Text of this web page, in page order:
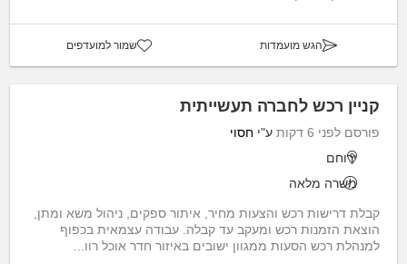
הגש מועמדות שמור למועדפים
קניין רכש לחברה תעשייתית
פורסם לפני 6 דקות ע"י חסוי
ירוחם
משרה מלאה
קבלת דרישות רכש והצעות מחיר, איתור ספקים, ניהול משא ומתן,
הוצאת הזמנות רכש ומעקב עד קבלה. עבודה עצמאית בכפוף
למנהלת רכש הסעות ממגוון ישובים באיזור חדר אוכל רוו...